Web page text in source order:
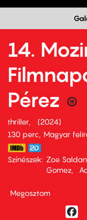
14.
Pérez
thriller
2024
130 perc,
Magyar
Színészek Zoe
Gomez
Megosztom